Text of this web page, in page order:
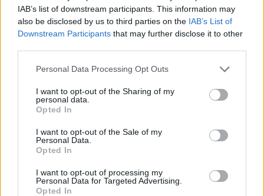
IAB’s list of downstream participants. This information may
also be disclosed by us to third parties on the IAB’s List of
Downstream Participants that may further disclose it to other
Personal Data Processing Opt Outs
I want to opt-out of the Sharing of my
personal data.
Opted In
I want to opt-out of the Sale of my
Personal Data.
Opted In
I want to opt-out of processing my
Personal Data for Targeted Advertising.
Opted In